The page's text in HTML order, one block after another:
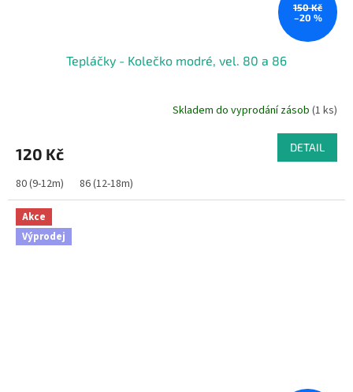
150 Kč
–20 %
Tepláčky - Kolečko modré, vel. 80 a 86
Skladem do vyprodání zásob (1 ks)
120 Kč DETAIL
80 (9-12m) 86 (12-18m)
Akce
Výprodej